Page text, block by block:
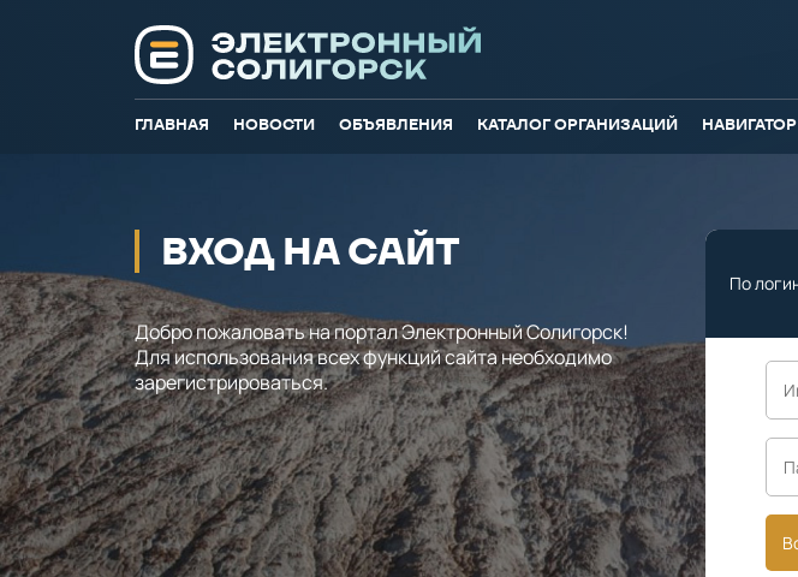
ГЛАВНАЯ НОВОСТИ ОБЪЯВЛЕНИЯ КАТАЛОГ ОРГАНИЗАЦИЙ НАВИГАТОР
ВХОД НА САЙТ
Добро пожаловать на портал Электронный Солигорск!
Для использования всех функций сайта необходимо
зарегистрироваться.
По